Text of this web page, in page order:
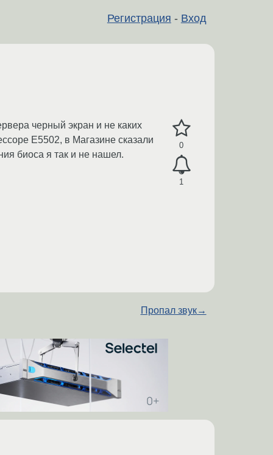
Регистрация - Вход
0
1
черный экран и не каких
E5502, в Магазине сказали
биоса я так и не нашел.
Пропал звук→